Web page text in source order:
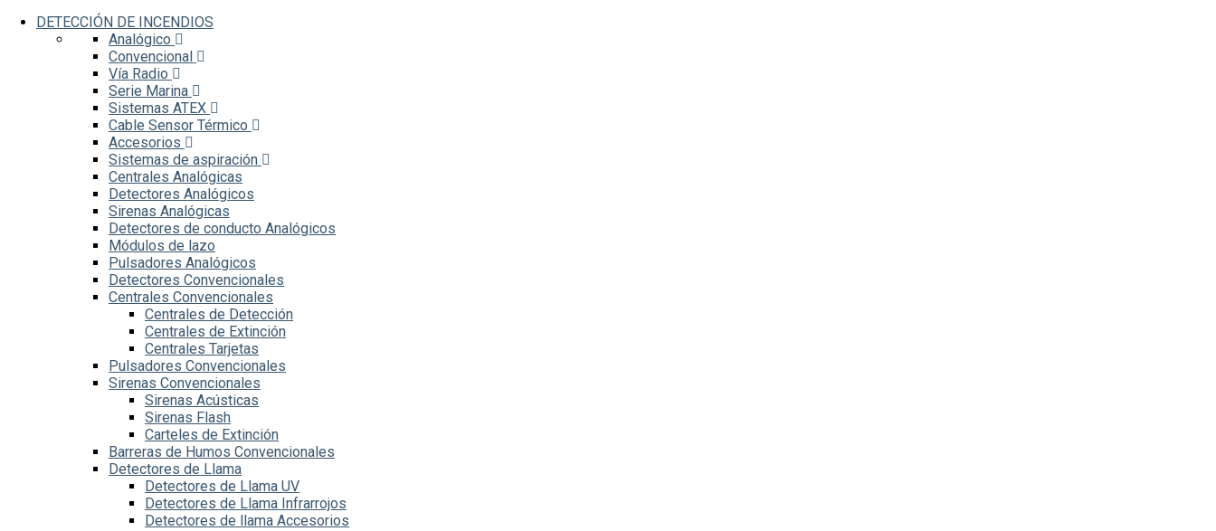
DETECCIÓN DE INCENDIOS
Analógico
Convencional
Vía Radio
Serie Marina
Sistemas ATEX
Cable Sensor Térmico
Accesorios
Sistemas de aspiración
Centrales Analógicas
Detectores Analógicos
Sirenas Analógicas
Detectores de conducto Analógicos
Módulos de lazo
Pulsadores Analógicos
Detectores Convencionales
Centrales Convencionales
Centrales de Detección
Centrales de Extinción
Centrales Tarjetas
Pulsadores Convencionales
Sirenas Convencionales
Sirenas Acústicas
Sirenas Flash
Carteles de Extinción
Barreras de Humos Convencionales
Detectores de Llama
Detectores de Llama UV
Detectores de Llama Infrarrojos
Detectores de llama Accesorios